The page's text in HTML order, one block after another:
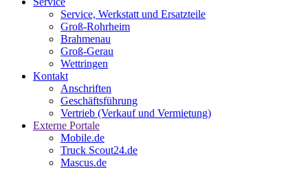
Service, Werkstatt und Ersatzteile
Groß-Rohrheim
Brahmenau
Groß-Gerau
Wettringen
Kontakt
Anschriften
Geschäftsführung
Vertrieb (Verkauf und Vermietung)
Externe Portale
Mobile.de
Truck Scout24.de
Mascus.de